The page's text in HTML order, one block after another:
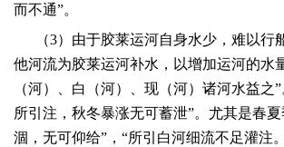
而不通”。
（3）由于胶莱运河自身水少，难以行
他河流为胶莱运河补水，以增加运河的水
（河）、白（河）、现（河）诸河水益之
所引注，秋冬暴涨无可蓄泄”。尤其是春
涸，无可仰给”，“所引白河细流不足灌注